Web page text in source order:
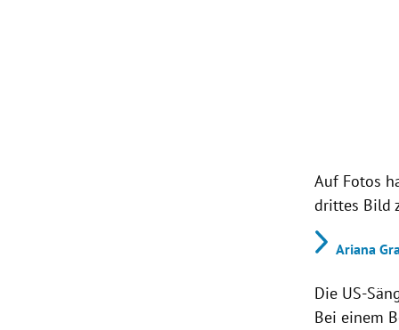
Auf Fotos
drittes Bild
Ariana
Die US-
Bei einem